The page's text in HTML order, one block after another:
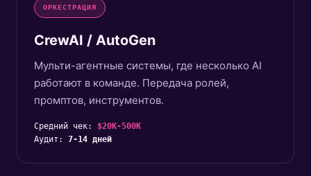
ОРКЕСТРАЦИЯ
CrewAI / AutoGen
Мульти-агентные системы, где несколько AI
работают в команде. Передача ролей,
промптов, инструментов.
Средний чек: $20K-500K
Аудит: 7-14 дней